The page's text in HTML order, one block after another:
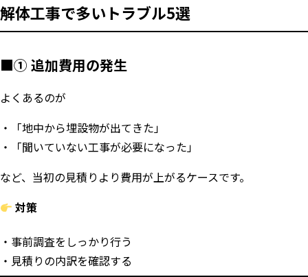
解体工事で多いトラブル5選
■① 追加費用の発生
よくあるのが
・「地中から埋設物が出てきた」
・「聞いていない工事が必要になった」
など、当初の見積りより費用が上がるケースです。
対策
事前調査をしっかり行う
見積りの内訳を確認する